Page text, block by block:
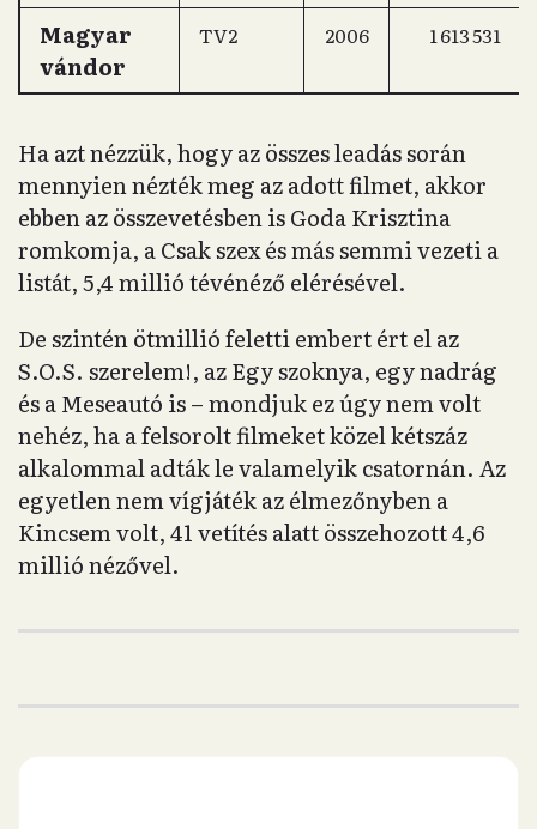
Magyar
vándor
TV2 2006 1 613 531
Ha azt nézzük, hogy az összes leadás során
mennyien nézték meg az adott filmet, akkor
ebben az összevetésben is Goda Krisztina
romkomja, a Csak szex és más semmi vezeti a
listát, 5,4 millió tévénéző elérésével.
De szintén ötmillió feletti embert ért el az
S.O.S. szerelem!, az Egy szoknya, egy nadrág
és a Meseautó is – mondjuk ez úgy nem volt
nehéz, ha a felsorolt filmeket közel kétszáz
alkalommal adták le valamelyik csatornán. Az
egyetlen nem vígjáték az élmezőnyben a
Kincsem volt, 41 vetítés alatt összehozott 4,6
millió nézővel.